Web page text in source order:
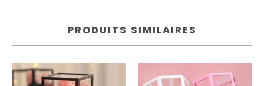
PRODUITS SIMILAIRES